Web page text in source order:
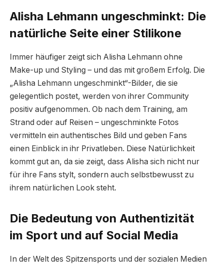
Alisha Lehmann ungeschminkt: Die
natürliche Seite einer Stilikone
Immer häufiger zeigt sich Alisha Lehmann ohne
Make-up und Styling – und das mit großem Erfolg. Die
„Alisha Lehmann ungeschminkt“-Bilder, die sie
gelegentlich postet, werden von ihrer Community
positiv aufgenommen. Ob nach dem Training, am
Strand oder auf Reisen – ungeschminkte Fotos
vermitteln ein authentisches Bild und geben Fans
einen Einblick in ihr Privatleben. Diese Natürlichkeit
kommt gut an, da sie zeigt, dass Alisha sich nicht nur
für ihre Fans stylt, sondern auch selbstbewusst zu
ihrem natürlichen Look steht.
Die Bedeutung von Authentizität
im Sport und auf Social Media
In der Welt des Spitzensports und der sozialen Medien